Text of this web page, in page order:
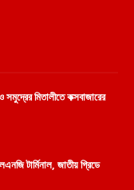
মিতালীতে কক্সবাজারের
টার্মিনাল, জাতীয় গ্রিডে